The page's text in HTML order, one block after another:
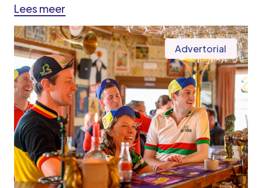
Lees meer
Advertorial